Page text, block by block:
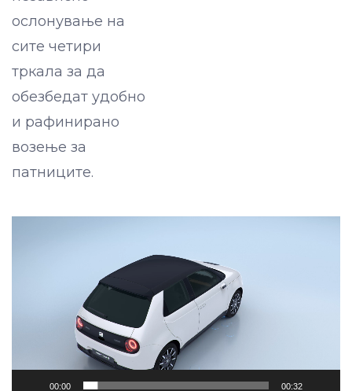
ослонување на
сите четири
тркала за да
обезбедат удобно
и рафинирано
возење за
патниците.
00:00 00:32